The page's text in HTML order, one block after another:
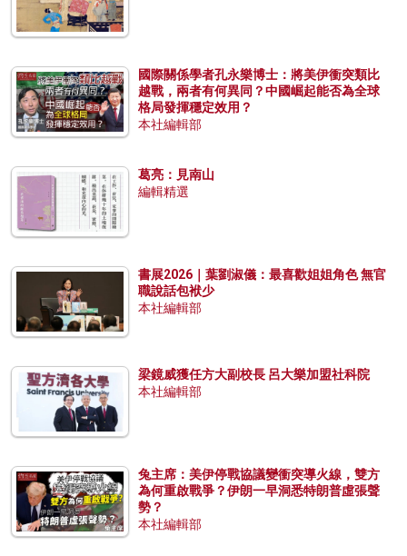
國際關係學者孔永樂博士：將美伊衝突類比
越戰，兩者有何異同？中國崛起能否為全球
格局發揮穩定效用？
本社編輯部
葛亮：見南山
編輯精選
書展2026｜葉劉淑儀：最喜歡姐姐角色 無官
職說話包袱少
本社編輯部
梁鏡威獲任方大副校長 呂大樂加盟社科院
本社編輯部
兔主席：美伊停戰協議變衝突導火線，雙方
為何重啟戰爭？伊朗一早洞悉特朗普虛張聲
勢？
本社編輯部